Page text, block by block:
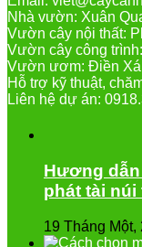
Nhà vườn: Xuân
Vườn cây nội thất:
Vườn cây công
Vườn ươm: Điền
Hỗ trợ kỹ thuật,
Liên hệ dự án:
Hương
phát tài núi
19 Tháng Một,